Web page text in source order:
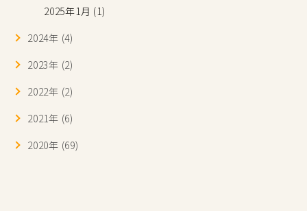
2025年1月 (1)
2024年 (4)
2023年 (2)
2022年 (2)
2021年 (6)
2020年 (69)